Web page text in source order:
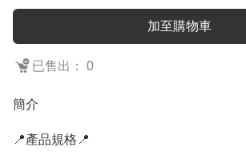
加至購物車
已售出： 0
簡介
📍產品規格📍